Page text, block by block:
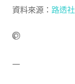
資料來源： 路透社
—